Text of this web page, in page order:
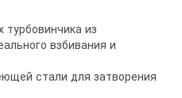
из
взбивания и
стали для затворения